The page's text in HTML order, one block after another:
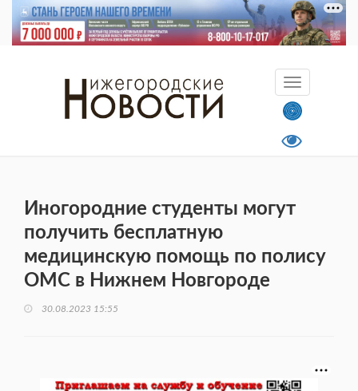
Иногородние студенты могут
получить бесплатную
медицинскую помощь по полису
ОМС в Нижнем Новгороде
30.08.2023 15:55